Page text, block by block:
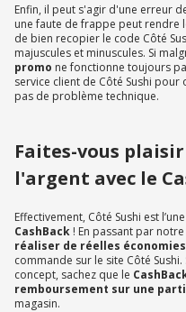
Enfin, il peut s'agir d'une erreur
une faute de frappe peut rendre
de bien recopier le code Côté
majuscules et minuscules. Si
promo ne fonctionne toujours
service client de Côté Sushi
pas de problème technique.
Faites-vous
l'argent avec le
Effectivement, Côté Sushi est
CashBack ! En passant par
réaliser de réelles économies
commande sur le site Côté
concept, sachez que le
remboursement sur une
magasin.